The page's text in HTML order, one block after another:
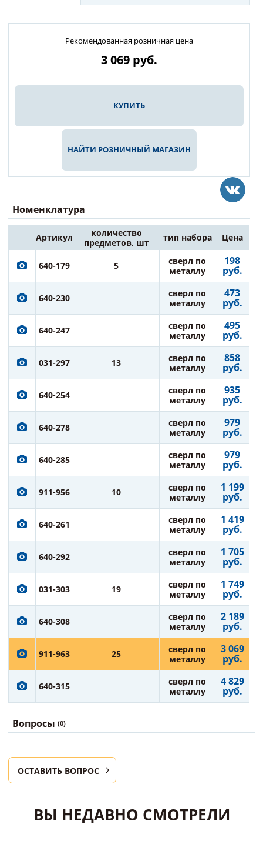
Рекомендованная розничная цена
3 069 руб.
КУПИТЬ
НАЙТИ РОЗНИЧНЫЙ МАГАЗИН
Номенклатура
Артикул
количество
предметов, шт
тип набора Цена
640-179 5
сверл по
металлу
198
руб.
640-230
сверл по
металлу
473
руб.
640-247
сверл по
металлу
495
руб.
031-297 13
сверл по
металлу
858
руб.
640-254
сверл по
металлу
935
руб.
640-278
сверл по
металлу
979
руб.
640-285
сверл по
металлу
979
руб.
911-956 10
сверл по
металлу
1 199
руб.
640-261
сверл по
металлу
1 419
руб.
640-292
сверл по
металлу
1 705
руб.
031-303 19
сверл по
металлу
1 749
руб.
640-308
сверл по
металлу
2 189
руб.
911-963 25
сверл по
металлу
3 069
руб.
640-315
сверл по
металлу
4 829
руб.
Вопросы (0)
ОСТАВИТЬ ВОПРОС
ВЫ НЕДАВНО СМОТРЕЛИ